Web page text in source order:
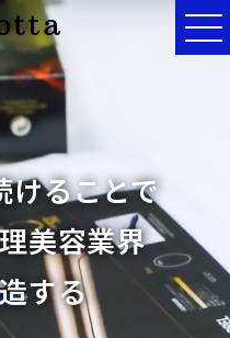
けることで
美容業界
する